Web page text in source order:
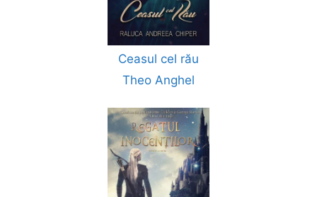
Ceasul cel rău
Theo Anghel